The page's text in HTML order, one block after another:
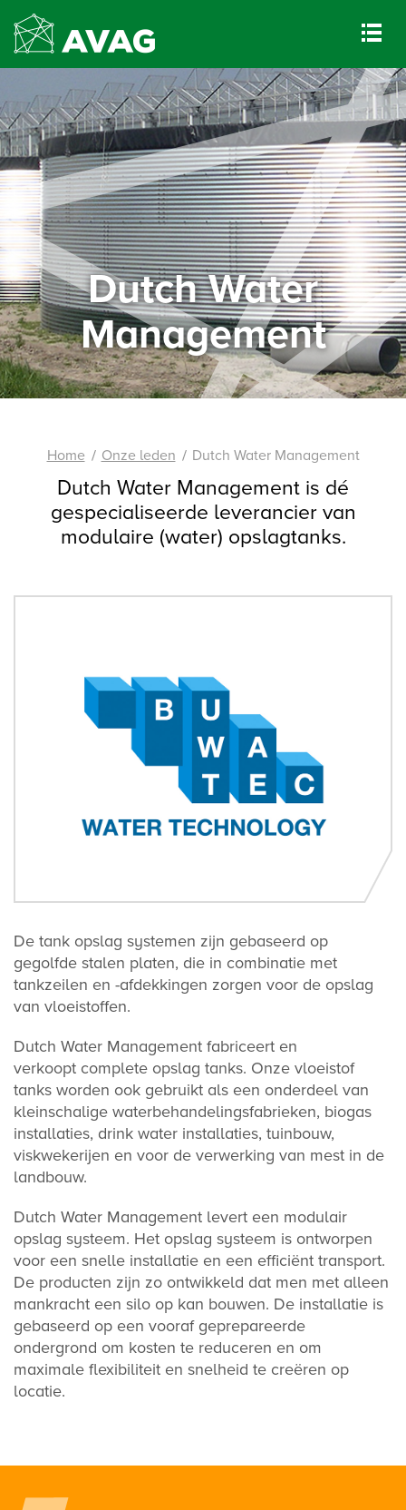
Dutch Water
Management
Home Onze leden Dutch Water Management
Dutch Water Management is dé
gespecialiseerde leverancier van
modulaire (water) opslagtanks.
De tank opslag systemen zijn gebaseerd op
gegolfde stalen platen, die in combinatie met
tankzeilen en -afdekkingen zorgen voor de opslag
van vloeistoffen.
Dutch Water Management fabriceert en
verkoopt complete opslag tanks. Onze vloeistof
tanks worden ook gebruikt als een onderdeel van
kleinschalige waterbehandelingsfabrieken, biogas
installaties, drink water installaties, tuinbouw,
viskwekerijen en voor de verwerking van mest in de
landbouw.
Dutch Water Management levert een modulair
opslag systeem. Het opslag systeem is ontworpen
voor een snelle installatie en een efficiënt transport.
De producten zijn zo ontwikkeld dat men met alleen
mankracht een silo op kan bouwen. De installatie is
gebaseerd op een vooraf geprepareerde
ondergrond om kosten te reduceren en om
maximale flexibiliteit en snelheid te creëren op
locatie.